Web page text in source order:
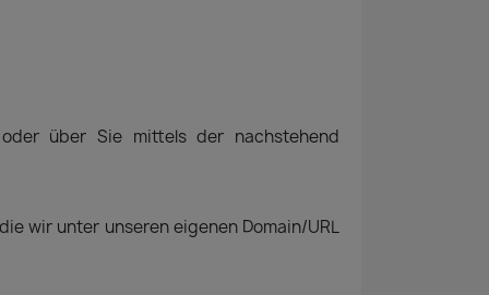
über Sie mittels der nachstehend
wir unter unseren eigenen Domain/URL